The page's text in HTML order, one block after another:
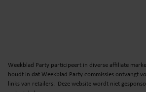
Weekblad Party participeert in diverse affiliate
houdt in dat Weekblad Party commissies ontvangt
links van retailers. Deze website wordt niet